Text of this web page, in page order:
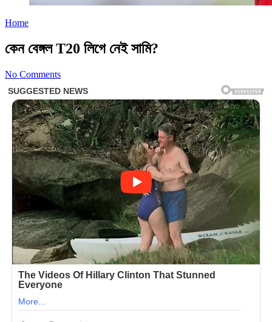
Home
কেন বেঙ্গল T20 লিগে নেই সামি?
No Comments